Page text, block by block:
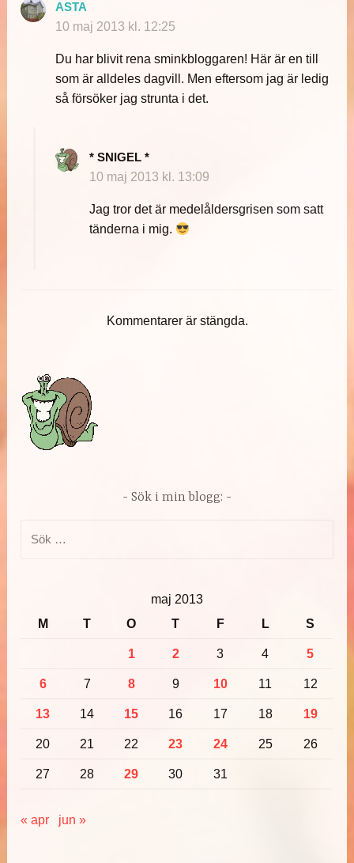
ASTA
10 maj 2013 kl. 12:25
Du har blivit rena sminkbloggaren! Här är en till
som är alldeles dagvill. Men eftersom jag är ledig
så försöker jag strunta i det.
* SNIGEL *
10 maj 2013 kl. 13:09
Jag tror det är medelåldersgrisen som satt
tänderna i mig.
Kommentarer är stängda.
Sök i min blogg:
maj 2013
M
T O T F L S
1 2 3 4 5
6 7 8 9 10 11 12
13 14 15 16 17 18 19
20 21 22 23 24 25 26
27 28 29 30 31
« apr jun »